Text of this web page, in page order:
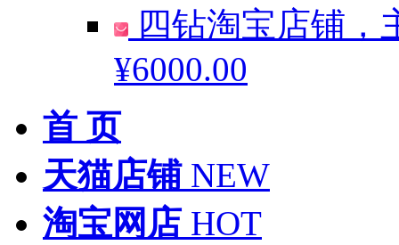
四钻淘宝店铺，
¥6000.00
首 页
天猫店铺 NEW
淘宝网店 HOT